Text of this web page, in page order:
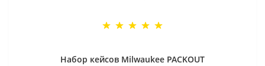
Набор кейсов Milwaukee PACKOUT